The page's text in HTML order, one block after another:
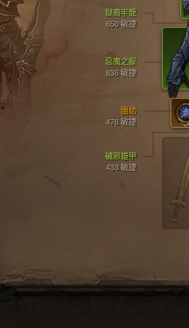
獄裔牢籠
650 敏捷
惡魔之握
836 敏捷
穢邪鎧甲
433 敏捷
團結
478 敏捷